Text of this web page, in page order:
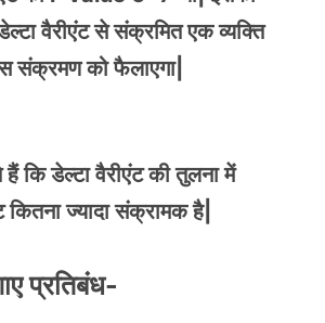
वैरीएंट से संक्रमित एक व्यक्ति
संक्रमण को फैलाएगा|
कि डेल्टा वैरीएंट की तुलना में
ज्यादा संक्रामक है|
प्रतिबंध-